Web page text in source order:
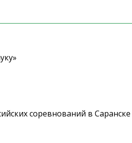
соревнований в Саранске